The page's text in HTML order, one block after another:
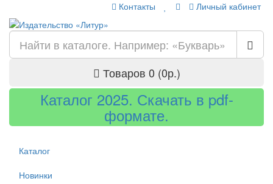
Контакты Личный кабинет
Товаров 0 (0р.)
Каталог 2025. Скачать в pdf-
формате.
Каталог
Новинки